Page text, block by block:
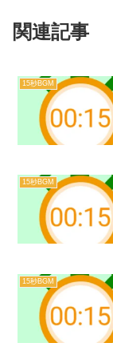
関連記事
15秒BGM
15秒BGM
15秒BGM